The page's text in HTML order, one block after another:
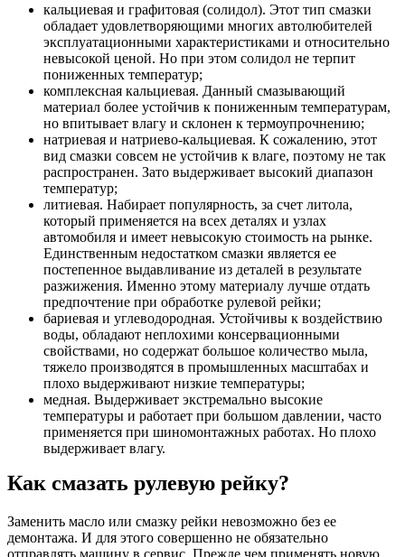
кальциевая и графитовая (солидол). Этот тип смазки
обладает удовлетворяющими многих автолюбителей
эксплуатационными характеристиками и относительно
невысокой ценой. Но при этом солидол не терпит
пониженных температур;
комплексная кальциевая. Данный смазывающий
материал более устойчив к пониженным температурам,
но впитывает влагу и склонен к термоупрочнению;
натриевая и натриево-кальциевая. К сожалению, этот
вид смазки совсем не устойчив к влаге, поэтому не так
распространен. Зато выдерживает высокий диапазон
температур;
литиевая. Набирает популярность, за счет литола,
который применяется на всех деталях и узлах
автомобиля и имеет невысокую стоимость на рынке.
Единственным недостатком смазки является ее
постепенное выдавливание из деталей в результате
разжижения. Именно этому материалу лучше отдать
предпочтение при обработке рулевой рейки;
бариевая и углеводородная. Устойчивы к воздействию
воды, обладают неплохими консервационными
свойствами, но содержат большое количество мыла,
тяжело производятся в промышленных масштабах и
плохо выдерживают низкие температуры;
медная. Выдерживает экстремально высокие
температуры и работает при большом давлении, часто
применяется при шиномонтажных работах. Но плохо
выдерживает влагу.
Как смазать рулевую рейку?
Заменить масло или смазку рейки невозможно без ее
демонтажа. И для этого совершенно не обязательно
отправлять машину в сервис. Прежде чем применять новую